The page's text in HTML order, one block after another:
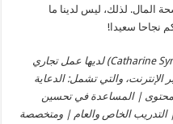
المال. لذلك، ليس لدينا ما
نجاحا سعيدا!
الكاتبة: السيدة كاثارين سيمبام (Catharine Symblème) لديها عمل تجاري
الإنترنت، والتي تشمل: الدعاية
| المساعدة في تحسين
الخاص والعام | ومتخصصة